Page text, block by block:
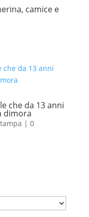
camice e
che da 13 anni
dimora
| 0